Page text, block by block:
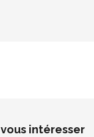
intéresser